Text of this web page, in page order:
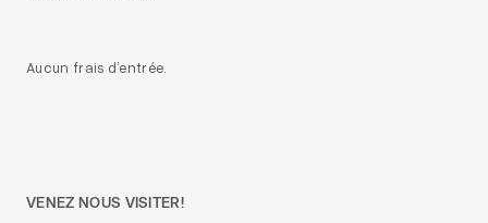
Aucun frais d’entrée.
VENEZ NOUS VISITER!